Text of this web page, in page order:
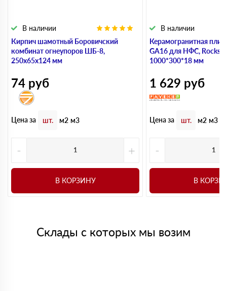
Кирпич шамотный Боровичский
комбинат огнеупоров ШБ-8,
250х65х124 мм
В наличии
74 руб
Цена за шт. м2 м3
- +
В КОРЗИНУ
Керамогранитная
GA16 для НФС, Rocks
1000*300*18 мм
В наличии
1 629 руб
Цена за шт. м2 м3
-
В
Склады с которых мы возим